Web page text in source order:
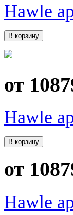
Hawle
от
Hawle
от
Hawle